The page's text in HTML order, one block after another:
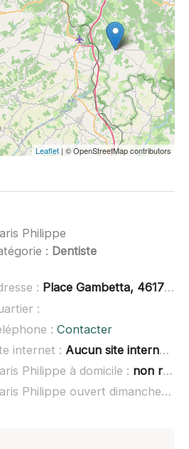
Leaflet | © OpenStreetMap contributors
Philippe
: Dentiste
: Place Gambetta, 46170 Castelnau-Montratier-Sainte-Alauzie
:
: Contacter
internet : Aucun site internet connu
Philippe à domicile : non renseigné
Maris Philippe ouvert dimanche :